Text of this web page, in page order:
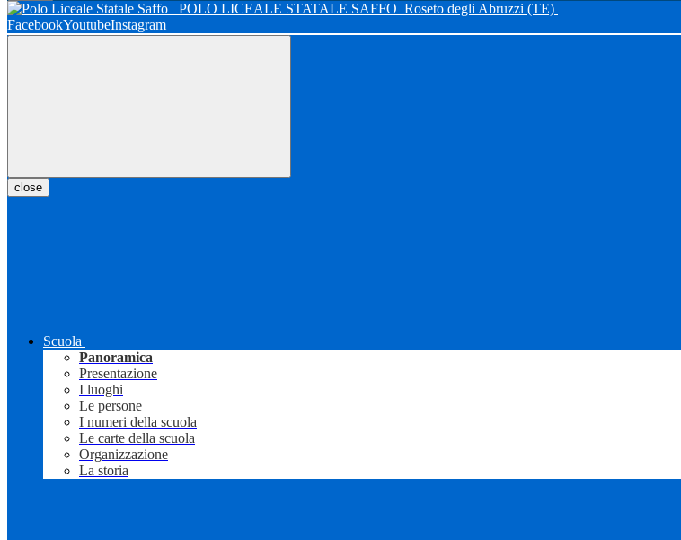
POLO LICEALE STATALE SAFFO Roseto degli Abruzzi (TE)
FacebookYoutubeInstagram
close
Scuola
Panoramica
Presentazione
I luoghi
Le persone
I numeri della scuola
Le carte della scuola
Organizzazione
La storia